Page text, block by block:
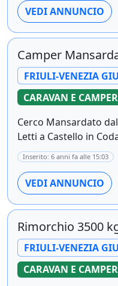
VEDI ANNUNCIO
Camper
FRIULI-VENEZIA
CARAVAN E CAMPER
Cerco Mansardato
Letti a Castello in
Inserito: 6 anni fa alle 15:03
VEDI ANNUNCIO
Rimorchio 3500
FRIULI-VENEZIA
CARAVAN E CAMPER